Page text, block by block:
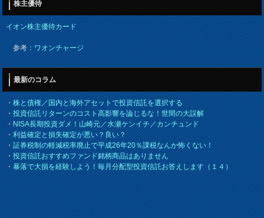
株主優待
イオン株主優待カード
参考：ワオンチャージ
最新のコラム
・株と債権／国内と海外アセットで投資信託を選択する
・投資信託リターンのコスト高影響を論じるな！世間の大誤解
・NISA長期投資ダメ！山崎元／水瀬ケンイチ／カンチュンド
・利益確定と損失確定が悪い？良い？
・証券税制の軽減税率廃止で平成26年20％課税なんか怖くない！
・投資信託おすすめファンド銘柄商品はありません
・暴落で大損を経験しよう！毎月分配型投資信託お答えします（１４）